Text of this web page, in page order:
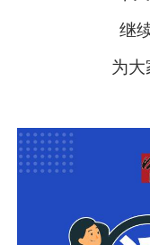
继
为大